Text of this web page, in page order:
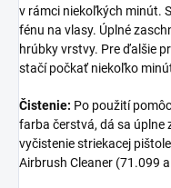
v rámci niekoľkých minút.
fénu na vlasy. Úplné
hrúbky vrstvy. Pre ďalšie
stačí počkať niekoľko
Čistenie: Po použití
farba čerstvá, dá sa úplne
vyčistenie striekacej
Airbrush Cleaner (71.099